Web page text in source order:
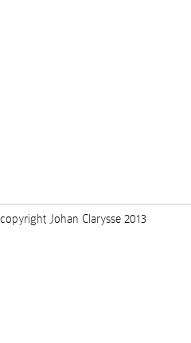
copyright Johan Clarysse 2013